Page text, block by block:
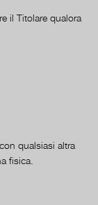
il Titolare qualora
qualsiasi altra
fisica.